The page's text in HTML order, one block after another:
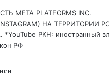
выпуск?
МЕТА PLATFORMS INC.
НА ТЕРРИТОРИИ
РКН: иностранный
РФ